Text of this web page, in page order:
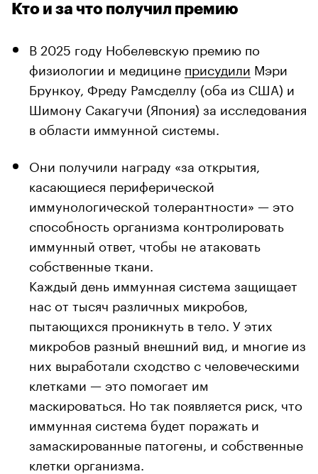
Кто и за что получил премию
В 2025 году Нобелевскую премию по
физиологии и медицине присудили Мэри
Брункоу, Фреду Рамсделлу (оба из США) и
Шимону Сакагучи (Япония) за исследования
в области иммунной системы.
Они получили награду «за открытия,
касающиеся периферической
иммунологической толерантности» — это
способность организма контролировать
иммунный ответ, чтобы не атаковать
собственные ткани.
Каждый день иммунная система защищает
нас от тысяч различных микробов,
пытающихся проникнуть в тело. У этих
микробов разный внешний вид, и многие из
них выработали сходство с человеческими
клетками — это помогает им
маскироваться. Но так появляется риск, что
иммунная система будет поражать и
замаскированные патогены, и собственные
клетки организма.